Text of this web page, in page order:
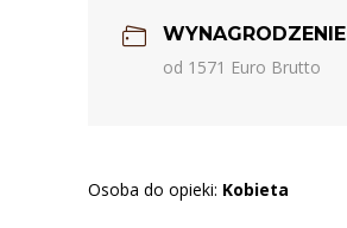
WYNAGRODZENIE
od 1571 Euro Brutto
Osoba do opieki: Kobieta